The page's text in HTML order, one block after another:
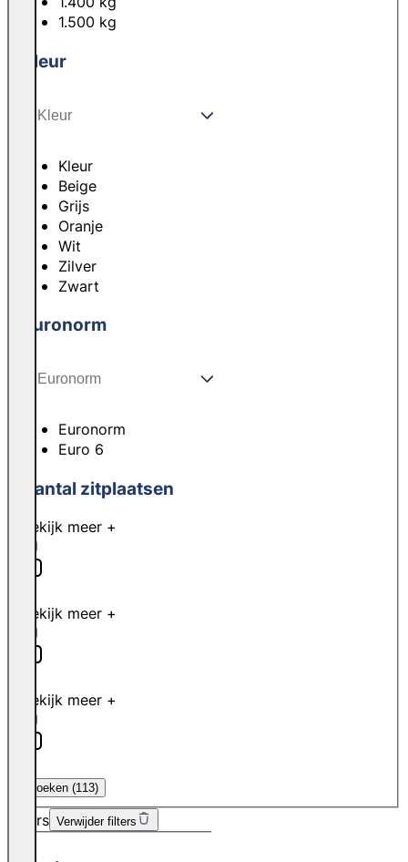
1.500 kg
Kleur
Kleur
Beige
Grijs
Oranje
Wit
Zilver
Zwart
Euronorm
Euronorm
Euro 6
Aantal zitplaatsen
Bekijk meer +
Bekijk meer +
Bekijk meer +
Zoeken (113)
Filters Verwijder filters